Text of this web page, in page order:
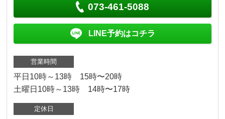
073-461-5088
LINE予約はコチラ
営業時間
平日10時～13時 15時〜20時
土曜日10時～13時 14時〜17時
定休日